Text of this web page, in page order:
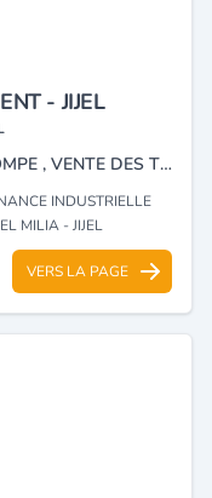
- JIJEL
MAINTENANCE DE TUYAUTERIE , POMPE , VENTE DES TENUES DE TRAVAIL ET DE SÉCURITÉ , VÊTEMENTS ET ÉQUIPEMENTS DE PROTECTION , INSTALLATION DE RÉSEAUX ANTI INCENDIE , VENTE ET RECHARGE D'EXTINCTEURS
INDUSTRIELLE
MILIA - JIJEL
VERS LA PAGE